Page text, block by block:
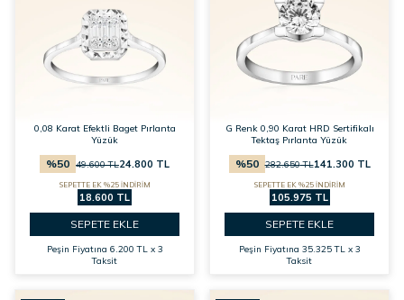
0,08 Karat Efektli Baget Pırlanta
Yüzük
%50 49.600TL24.800 TL
SEPETTE EK %25 İNDİRİM
18.600 TL
SEPETE EKLE
Peşin Fiyatına 6.200 TL x 3
Taksit
G Renk 0,90 Karat HRD Sertifikalı
Tektaş Pırlanta Yüzük
%50 282.650TL141.300 TL
SEPETTE EK %25 İNDİRİM
105.975 TL
SEPETE EKLE
Peşin Fiyatına 35.325 TL x 3
Taksit